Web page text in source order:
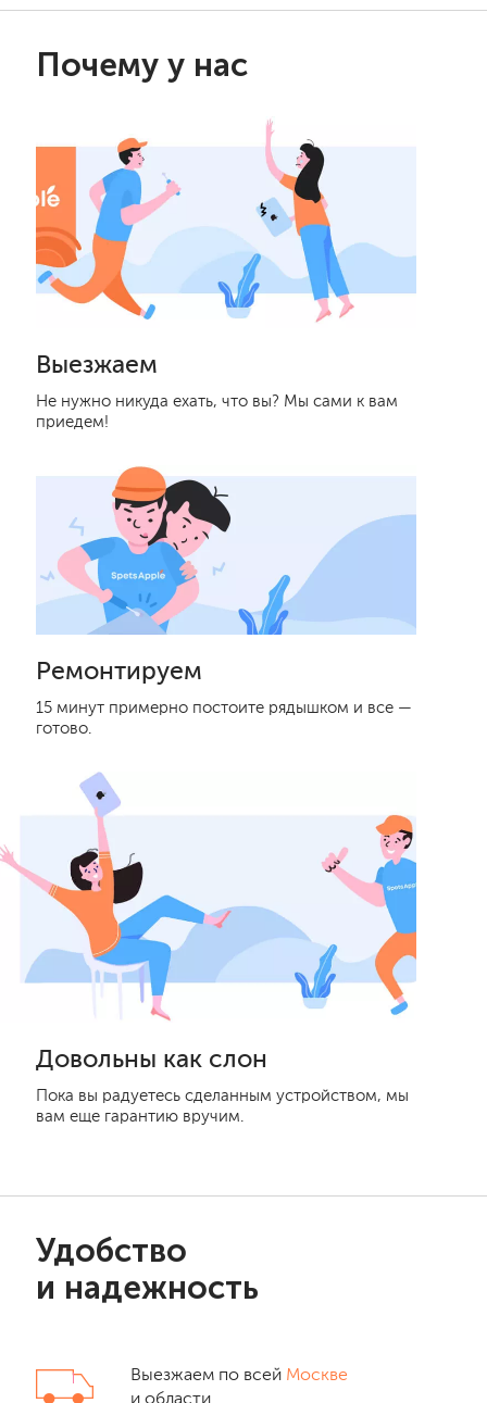
Почему у нас
Выезжаем
Не нужно никуда ехать, что вы? Мы сами к вам
приедем!
Ремонтируем
15 минут примерно постоите рядышком и все —
готово.
Довольны как слон
Пока вы радуетесь сделанным устройством, мы
вам еще гарантию вручим.
Удобство
и надежность
Выезжаем по всей Москве
и области